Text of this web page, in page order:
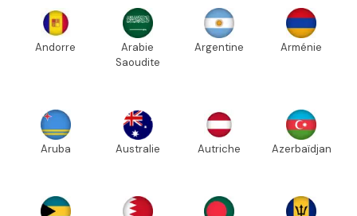
Andorre
Arabie
Saoudite
Argentine Arménie
Aruba Australie Autriche Azerbaïdjan